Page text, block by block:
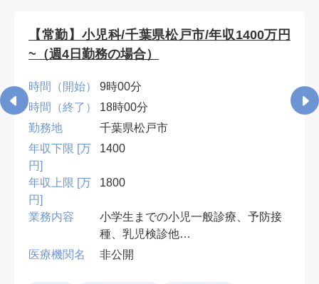
【常勤】小児科/千葉県松戸市/年収1400万円
~（週4日勤務の場合）
時間（開始）
9時00分
時間（終了）
18時00分
勤務地
千葉県松戸市
年収下限 [万
円]
1400
年収上限 [万
円]
1800
業務内容
小学生までの小児一般診療、予防接
種、乳児検診他
受診者数：60~80名程度/日
医療機関名 非公開